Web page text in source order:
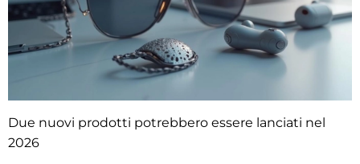
Due nuovi prodotti potrebbero essere lanciati nel
2026